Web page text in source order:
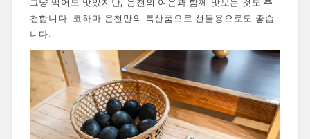
천합니다. 코하마 온천만의 특산품으로 선물용으로도 좋습
니다.